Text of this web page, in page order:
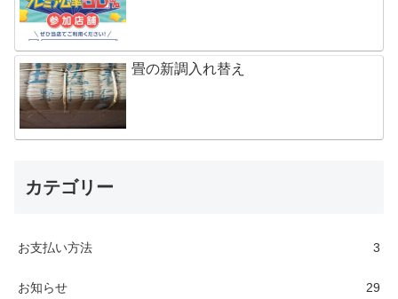
畳の新調入れ替え
カテゴリー
お支払い方法 3
お知らせ 29